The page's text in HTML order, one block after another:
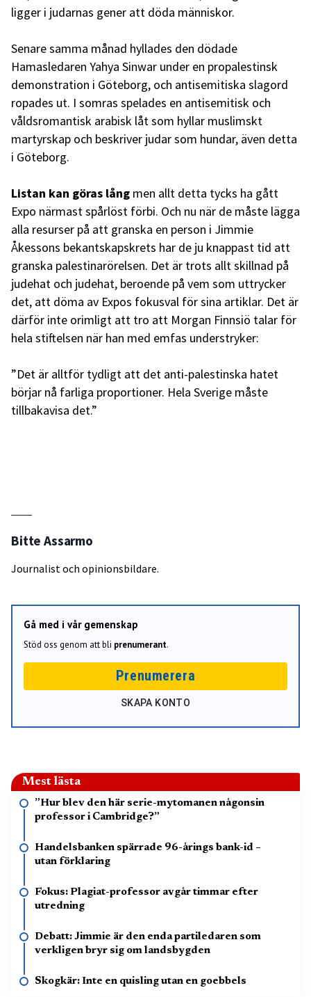
ligger i judarnas gener att döda människor.
Senare samma månad hyllades den dödade
Hamasledaren Yahya Sinwar under en propalestinsk
demonstration i Göteborg, och antisemitiska slagord
ropades ut. I somras spelades en antisemitisk och
våldsromantisk arabisk låt som hyllar muslimskt
martyrskap och beskriver judar som hundar, även detta
i Göteborg.
Listan kan göras lång men allt detta tycks ha gått
Expo närmast spårlöst förbi. Och nu när de måste lägga
alla resurser på att granska en person i Jimmie
Åkessons bekantskapskrets har de ju knappast tid att
granska palestinarörelsen. Det är trots allt skillnad på
judehat och judehat, beroende på vem som uttrycker
det, att döma av Expos fokusval för sina artiklar. Det är
därför inte orimligt att tro att Morgan Finnsiö talar för
hela stiftelsen när han med emfas understryker:
”Det är alltför tydligt att det anti-palestinska hatet
börjar nå farliga proportioner. Hela Sverige måste
tillbakavisa det.”
Bitte Assarmo
Journalist och opinionsbildare.
Gå med i vår gemenskap
Stöd oss genom att bli prenumerant.
Prenumerera
SKAPA KONTO
Mest lästa
”Hur blev den här serie-mytomanen någonsin
professor i Cambridge?”
Handelsbanken spärrade 96-årings bank-id –
utan förklaring
Fokus: Plagiat-professor avgår timmar efter
utredning
Debatt: Jimmie är den enda partiledaren som
verkligen bryr sig om landsbygden
Skogkär: Inte en quisling utan en goebbels